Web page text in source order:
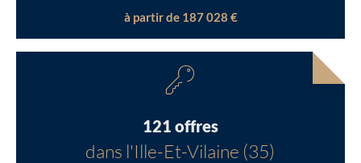
à partir de 187 028 €
121 offres
dans l'Ille-Et-Vilaine (35)